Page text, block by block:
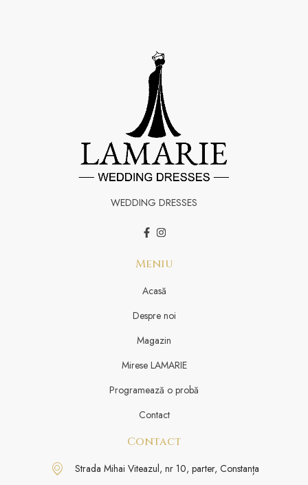
WEDDING DRESSES
Meniu
Acasă
Despre noi
Magazin
Mirese LAMARIE
Programează o probă
Contact
Contact
Strada Mihai Viteazul, nr 10, parter, Constanța